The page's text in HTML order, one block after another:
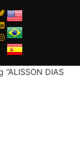
DIAS